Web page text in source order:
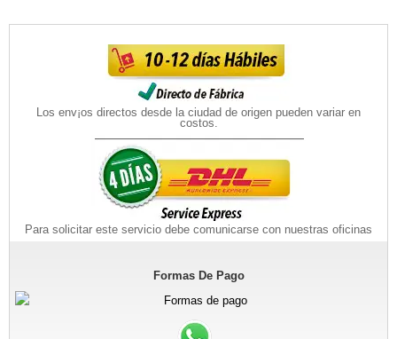
Los env¡os directos desde la ciudad de origen pueden variar en
costos.
Para solicitar este servicio debe comunicarse con nuestras oficinas
Formas De Pago